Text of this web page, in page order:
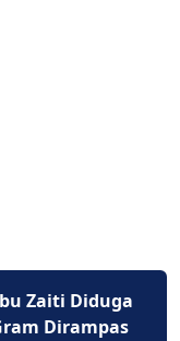
Zaiti Diduga
Dirampas